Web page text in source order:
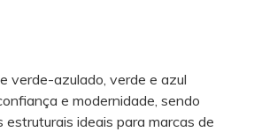
verde-azulado, verde e azul
e modernidade, sendo
estruturais ideais para marcas de